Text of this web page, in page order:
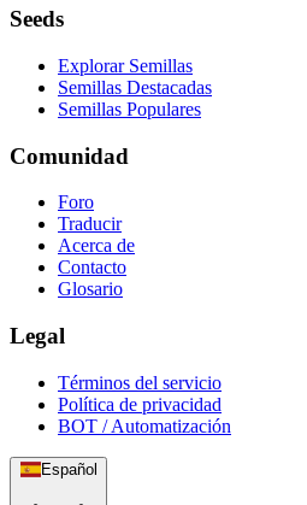
Seeds
Explorar Semillas
Semillas Destacadas
Semillas Populares
Comunidad
Foro
Traducir
Acerca de
Contacto
Glosario
Legal
Términos del servicio
Política de privacidad
BOT / Automatización
Español